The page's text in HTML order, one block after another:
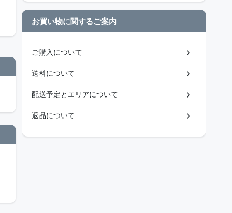
お買い物に関するご案内
ご購入について
送料について
配送予定とエリアについて
返品について